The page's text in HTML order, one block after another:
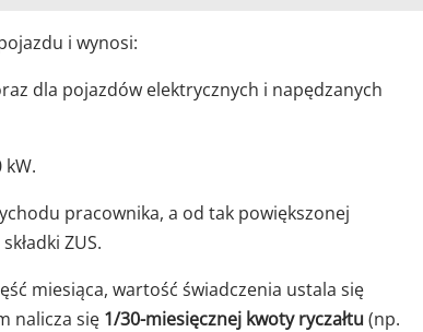
i wynosi:
dla pojazdów elektrycznych i napędzanych
pracownika, a od tak powiększonej
ZUS.
miesiąca, wartość świadczenia ustala się
nalicza się 1/30-miesięcznej kwoty ryczałtu (np.